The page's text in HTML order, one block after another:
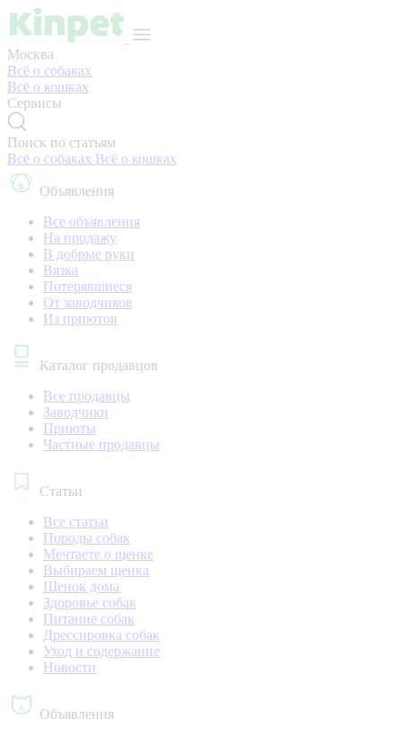
Москва
Всё о собаках
Всё о кошках
Сервисы
Поиск по статьям
Всё о собаках Всё о кошках
Объявления
Все объявления
На продажу
В добрые руки
Вязка
Потерявшиеся
От заводчиков
Из приютов
Каталог продавцов
Все продавцы
Заводчики
Приюты
Частные продавцы
Статьи
Все статьи
Породы собак
Мечтаете о щенке
Выбираем щенка
Щенок дома
Здоровье собак
Питание собак
Дрессировка собак
Уход и содержание
Новости
Объявления